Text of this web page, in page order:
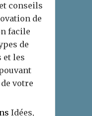
conseils
de
facile
de
et les
votre
Idées,